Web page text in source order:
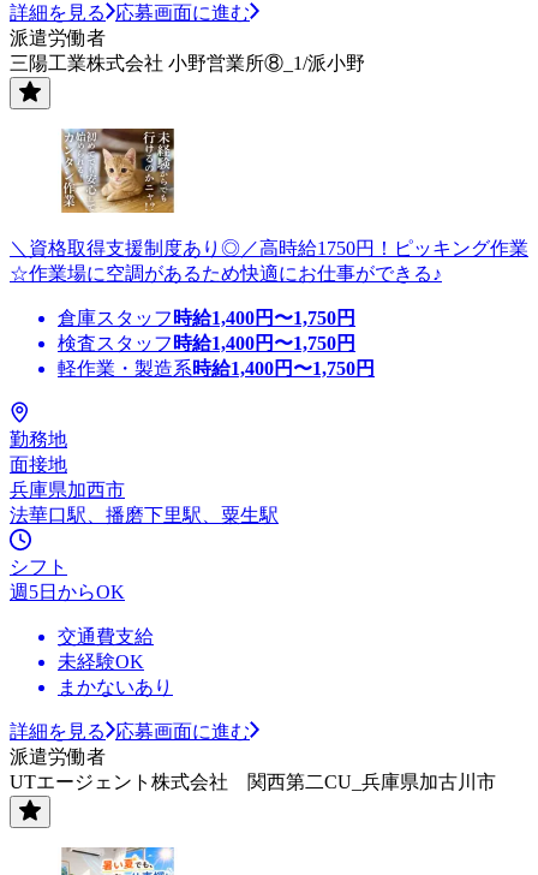
詳細を見る
応募画面に進む
派遣労働者
三陽工業株式会社 小野営業所⑧_1/派小野
＼資格取得支援制度あり◎／高時給1750円！ピッキング作業
☆作業場に空調があるため快適にお仕事ができる♪
倉庫スタッフ 時給1,400円〜1,750円
検査スタッフ 時給1,400円〜1,750円
軽作業・製造系時給1,400円〜1,750円
勤務地
面接地
兵庫県加西市
法華口駅、播磨下里駅、粟生駅
シフト
週5日からOK
交通費支給
未経験OK
まかないあり
詳細を見る
応募画面に進む
派遣労働者
UTエージェント株式会社 関西第二CU_兵庫県加古川市